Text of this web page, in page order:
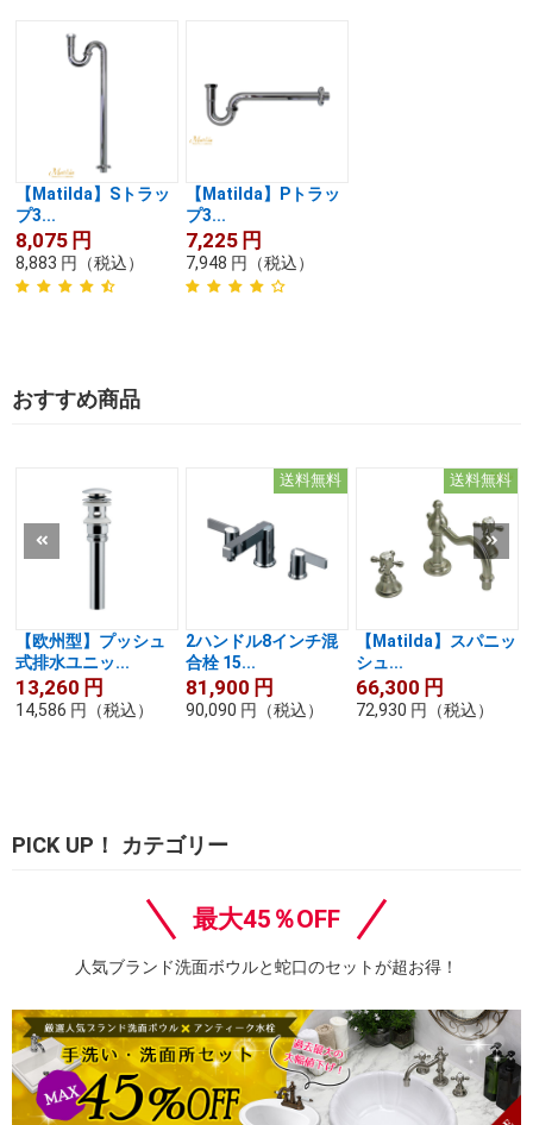
【Matilda】Sトラッ
プ3...
8,075 円
8,883 円 （税込）
【Matilda】Pトラッ
プ3...
7,225 円
7,948 円 （税込）
おすすめ商品
【欧州型】プッシュ
式排水ユニッ...
13,260 円
14,586 円 （税込）
送料無料
2ハンドル8インチ混
合栓 15...
81,900 円
90,090 円 （税込）
送料無料
【Matilda】スパニッ
シュ...
66,300 円
72,930 円 （税込）
PICK UP！ カテゴリー
最大45％OFF
人気ブランド洗面ボウルと蛇口のセットが超お得！